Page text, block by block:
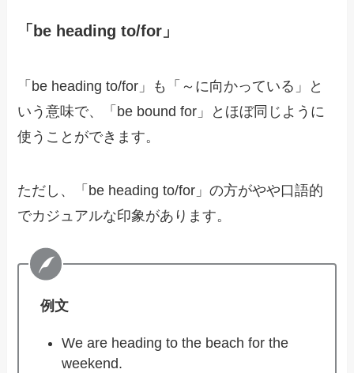
「be heading to/for」
「be heading to/for」も「～に向かっている」と
いう意味で、「be bound for」とほぼ同じように
使うことができます。
ただし、「be heading to/for」の方がやや口語的
でカジュアルな印象があります。
例文
We are heading to the beach for the
weekend.